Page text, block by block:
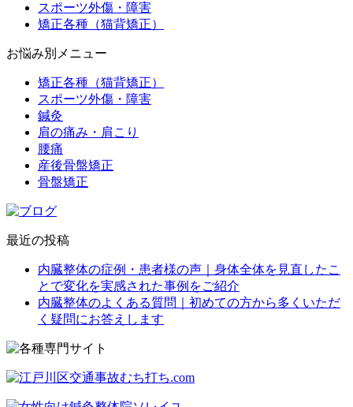
スポーツ外傷・障害
矯正各種（猫背矯正）
お悩み別メニュー
矯正各種（猫背矯正）
スポーツ外傷・障害
鍼灸
肩の痛み・肩こり
腰痛
産後骨盤矯正
骨盤矯正
最近の投稿
内臓整体の症例・患者様の声｜身体全体を見直したこ
とで変化を実感された事例をご紹介
内臓整体のよくある質問｜初めての方から多くいただ
く疑問にお答えします